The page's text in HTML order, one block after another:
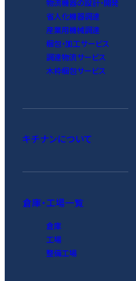
物流機器の設計・開発
省人化機器調達
産業用機械調達
梱包・加工サービス
調達物流サービス
木枠梱包サービス
キチナンについて
倉庫・工場一覧
倉庫
工場
整備工場